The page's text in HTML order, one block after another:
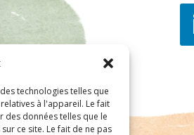
technologies telles que
à l'appareil. Le fait
des données telles que le
ce site. Le fait de ne pas